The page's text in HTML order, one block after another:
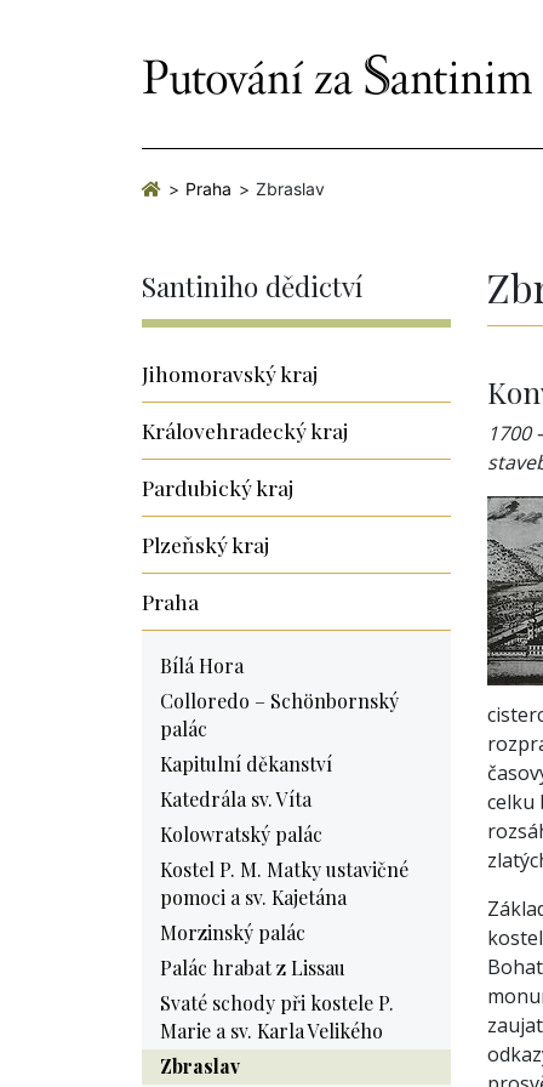
Praha Zbraslav
Santiniho dědictví
Jihomoravský kraj
Královehradecký kraj
Pardubický kraj
Plzeňský kraj
Praha
Bílá Hora
Colloredo – Schönbornský
palác
Kapitulní děkanství
Katedrála sv. Víta
Kolowratský palác
Kostel P. M. Matky ustavičné
pomoci a sv. Kajetána
Morzinský palác
Palác hrabat z Lissau
Svaté schody při kostele P.
Marie a sv. Karla Velikého
Zbraslav
1700
celku